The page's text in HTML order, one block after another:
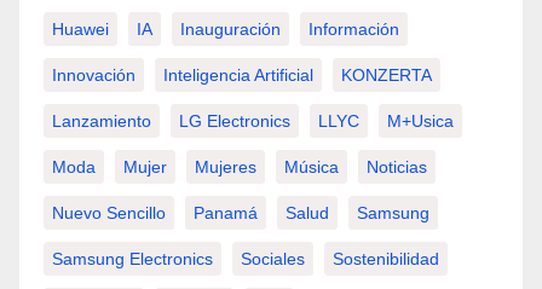
Huawei IA Inauguración Información
Innovación Inteligencia Artificial KONZERTA
Lanzamiento LG Electronics LLYC M+usica
Moda Mujer Mujeres Música Noticias
Nuevo Sencillo Panamá Salud Samsung
Samsung Electronics Sociales Sostenibilidad